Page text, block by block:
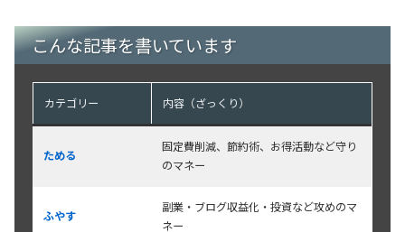
こんな記事を書いています
カテゴリー 内容（ざっくり）
ためる
固定費削減、節約術、お得活動など守り
のマネー
ふやす
副業・ブログ収益化・投資など攻めのマ
ネー